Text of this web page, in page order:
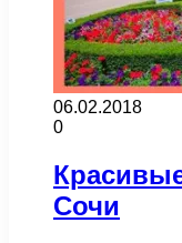
06.02.2018
0
Сочи